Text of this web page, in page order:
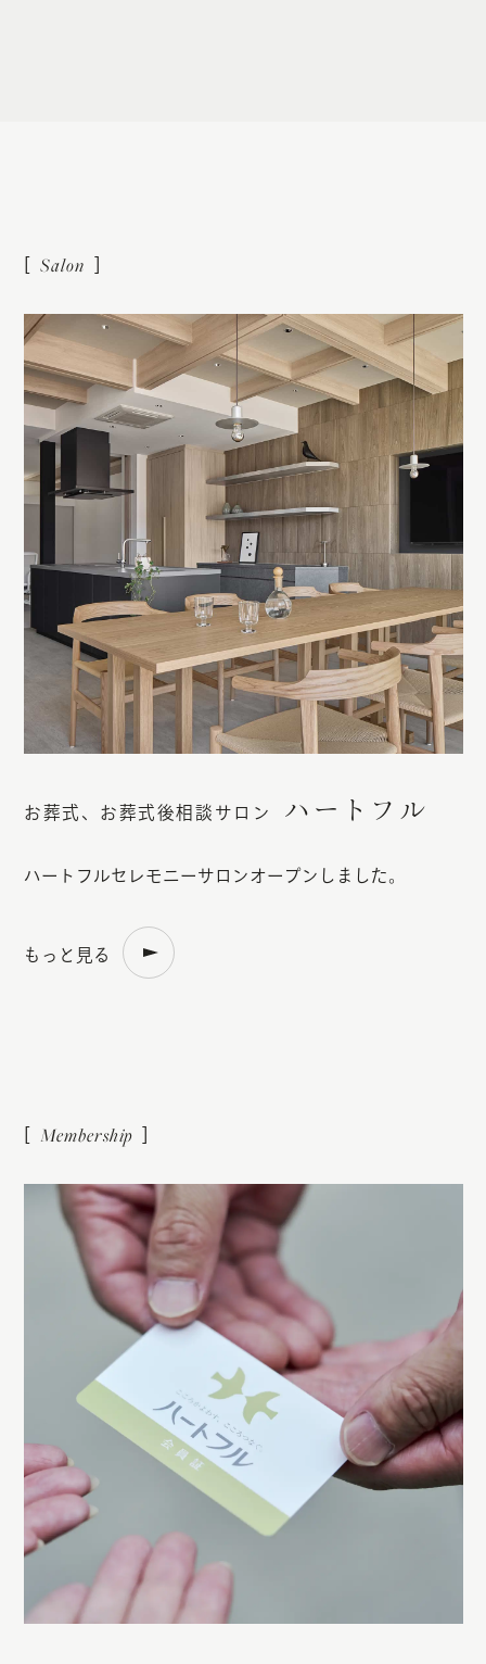
お葬式、お葬式後相談サロン ハートフル
ハートフルセレモニーサロンオープンしました。
もっと見る